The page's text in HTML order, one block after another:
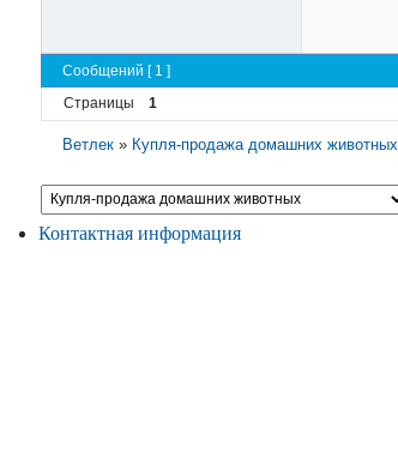
Сообщений [ 1 ]
Страницы
1
Ветлек » Купля-продажа домашних животных
Контактная информация